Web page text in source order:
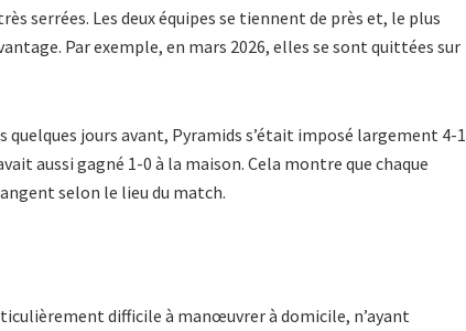
serrées. Les deux équipes se tiennent de près et, le plus
Par exemple, en mars 2026, elles se sont quittées sur
quelques jours avant, Pyramids s’était imposé largement 4-1
aussi gagné 1-0 à la maison. Cela montre que chaque
selon le lieu du match.
difficile à manœuvrer à domicile, n’ayant